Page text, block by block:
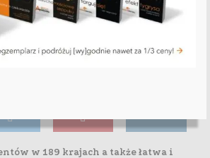
komentarz Maciej Dutko 2 minut czytania
w 189 krajach a także łatwa i